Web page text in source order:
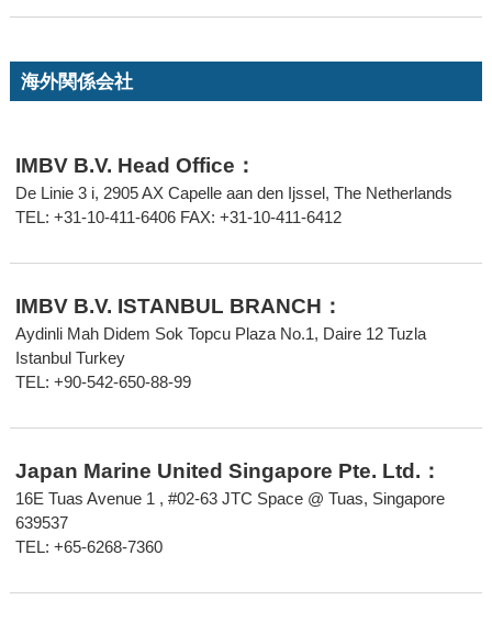
海外関係会社
IMBV B.V. Head Office：
De Linie 3 i, 2905 AX Capelle aan den Ijssel, The Netherlands
TEL: +31-10-411-6406 FAX: +31-10-411-6412
IMBV B.V. ISTANBUL BRANCH：
Aydinli Mah Didem Sok Topcu Plaza No.1, Daire 12 Tuzla
Istanbul Turkey
TEL: +90-542-650-88-99
Japan Marine United Singapore Pte. Ltd.：
16E Tuas Avenue 1 , #02-63 JTC Space @ Tuas, Singapore
639537
TEL: +65-6268-7360